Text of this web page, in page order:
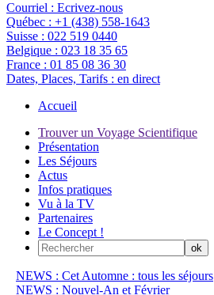
Courriel : Ecrivez-nous
Québec : +1 (438) 558-1643
Suisse : 022 519 0440
Belgique : 023 18 35 65
France : 01 85 08 36 30
Dates, Places, Tarifs : en direct
Accueil
Trouver un Voyage Scientifique
Présentation
Les Séjours
Actus
Infos pratiques
Vu à la TV
Partenaires
Le Concept !
NEWS : Cet Automne : tous les séjours
NEWS : Nouvel-An et Février